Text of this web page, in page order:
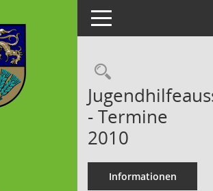
Toggle navigation
- Termine
2010
Informationen